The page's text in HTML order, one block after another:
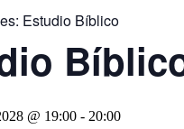
Estudio Bíblico
@ 19:00 - 20:00